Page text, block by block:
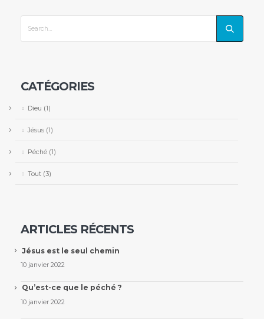
CATÉGORIES
Dieu (1)
Jésus(1)
Péché(1)
Tout(3)
ARTICLES RÉCENTS
Jésus est le seul chemin
10 janvier 2022
Qu’est-ce que le péché ?
10 janvier 2022